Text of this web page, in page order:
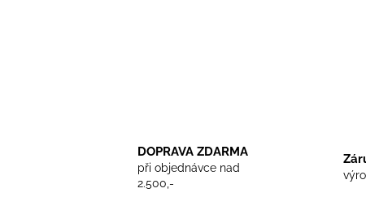
DOPRAVA ZDARMA
při objednávce nad
2.500,-